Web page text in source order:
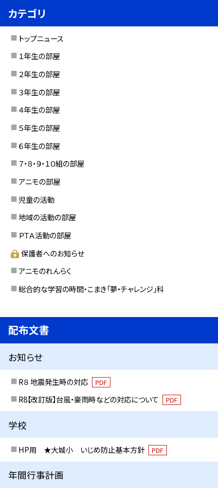
カテゴリ
トップニュース
１年生の部屋
２年生の部屋
３年生の部屋
４年生の部屋
５年生の部屋
６年生の部屋
７・８・９・１０組の部屋
アニモの部屋
児童の活動
地域の活動の部屋
ＰＴＡ活動の部屋
保護者へのお知らせ
アニモのれんらく
総合的な学習の時間・こまき「夢・チャレンジ」科
配布文書
お知らせ
R８ 地震発生時の対応 PDF
R8【改訂版】台風・豪雨時などの対応について PDF
学校
HP用 ★大城小 いじめ防止基本方針 PDF
年間行事計画